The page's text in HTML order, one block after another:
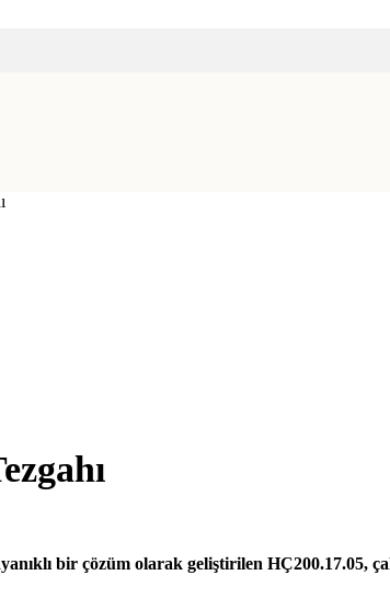
bir çözüm olarak geliştirilen HÇ200.17.05,